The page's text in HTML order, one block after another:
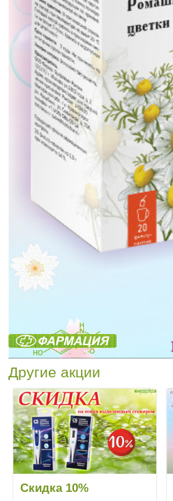
Другие акции
Скидка 10%